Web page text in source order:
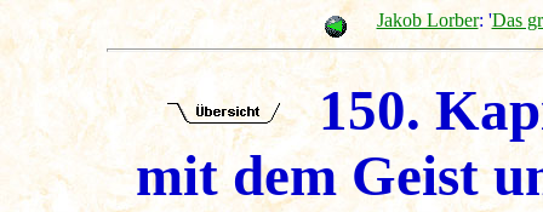
Jakob Lorber: 'Das
150.
mit dem Geist